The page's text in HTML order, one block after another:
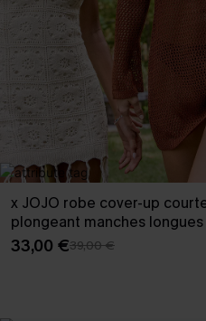
x JOJO robe cover-up
plongeant manches longues
33,00 €39,00 €